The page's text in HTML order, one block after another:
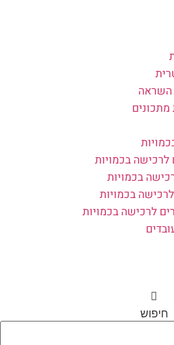
השראה
לרכישה בכמויות
בכמויות
בכמויות
לרכישה בכמויות
חיפוש